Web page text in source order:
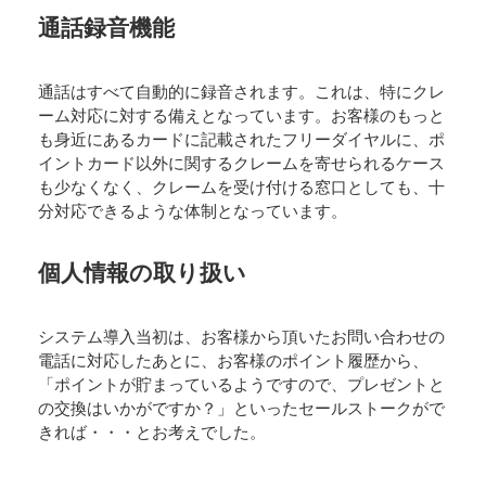
通話録音機能
通話はすべて自動的に録音されます。これは、特にクレ
ーム対応に対する備えとなっています。お客様のもっと
も身近にあるカードに記載されたフリーダイヤルに、ポ
イントカード以外に関するクレームを寄せられるケース
も少なくなく、クレームを受け付ける窓口としても、十
分対応できるような体制となっています。
個人情報の取り扱い
システム導入当初は、お客様から頂いたお問い合わせの
電話に対応したあとに、お客様のポイント履歴から、
「ポイントが貯まっているようですので、プレゼントと
の交換はいかがですか？」といったセールストークがで
きれば・・・とお考えでした。